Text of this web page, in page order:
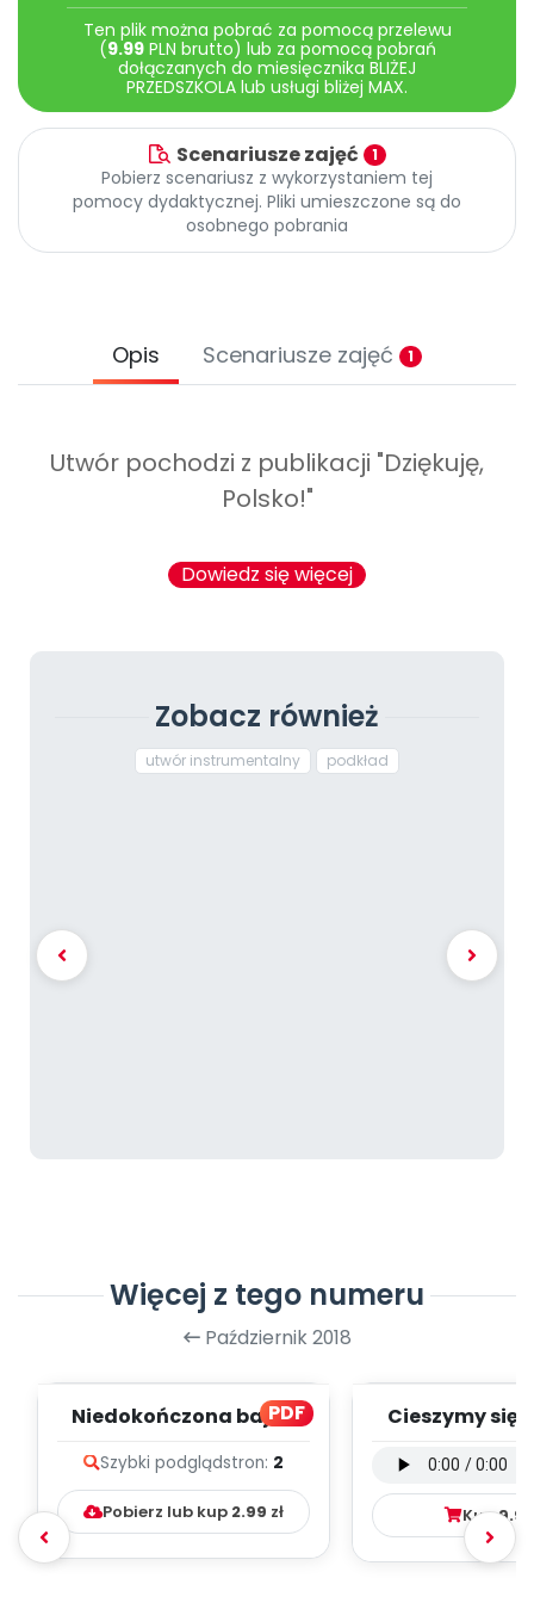
Archiwalne numery
Pomoc
Promocje
Ten plik można pobrać za pomocą przelewu
(9.99PLN brutto) lub za pomocą pobrań
dołączanych do miesięcznika BLIŻEJ
PRZEDSZKOLA lub usługi bliżej MAX.
Scenariusze zajęć 1
Pobierz scenariusz z wykorzystaniem tej
pomocy dydaktycznej. Pliki umieszczone są do
osobnego pobrania
Opis Scenariusze zajęć 1
Utwór pochodzi z publikacji "Dziękuję,
Polsko!"
Dowiedz się więcej
Zobacz również
utwór instrumentalny podkład
Więcej z tego numeru
Październik 2018
PDF
Niedokończona bajka
Szybki podglądstron: 2
Pobierz lub kup 2.99 zł
Cieszymy się,
mp3)
Kup9.99